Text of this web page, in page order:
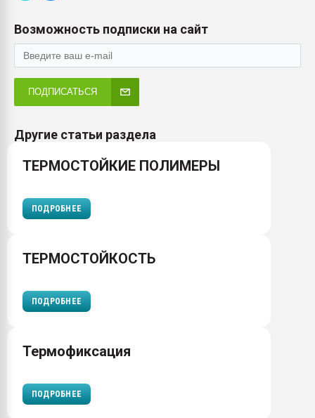
Возможность подписки на сайт
ПОДПИСАТЬСЯ
Другие статьи раздела
ТЕРМОСТОЙКИЕ ПОЛИМЕРЫ
ПОДРОБНЕЕ
ТЕРМОСТОЙКОСТЬ
ПОДРОБНЕЕ
Термофиксация
ПОДРОБНЕЕ